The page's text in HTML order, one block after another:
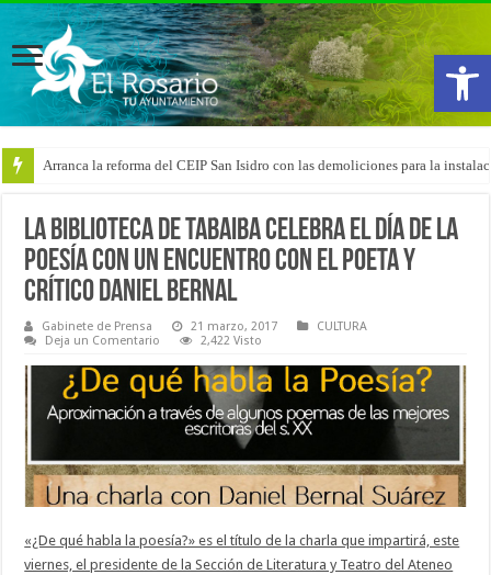
Abrir
Arranca la reforma del CEIP San Isidro con las demoliciones para la
La Biblioteca de Tabaiba celebra el Día de la
Poesía con un encuentro con el poeta y
crítico Daniel Bernal
Gabinete de Prensa 21 marzo, 2017
CULTURA
Deja un Comentario
2,422 Visto
«¿De qué habla la poesía?» es el título de la charla que impartirá, este
viernes, el presidente de la Sección de Literatura y Teatro del Ateneo